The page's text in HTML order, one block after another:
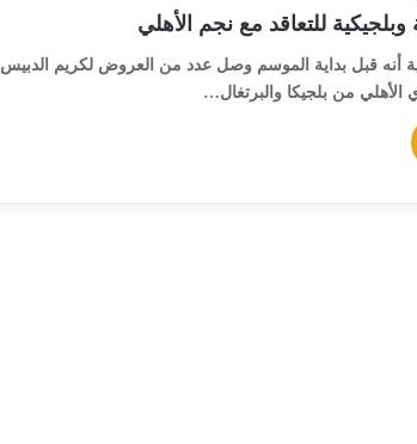
للتعاقد مع نجم الأهلي
أنه قبل بداية الموسم وصل عدد من العروض لكريم الدبيس
الأهلي من بلجيكا والبرتغال…